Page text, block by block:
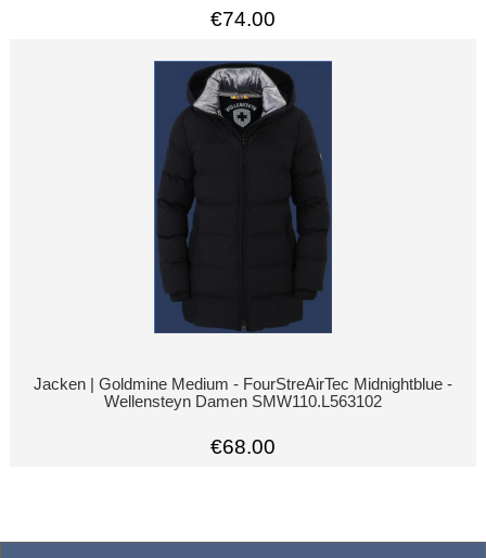
€74.00
Jacken | Goldmine Medium - FourStreAirTec Midnightblue -
Wellensteyn Damen SMW110.L563102
€68.00